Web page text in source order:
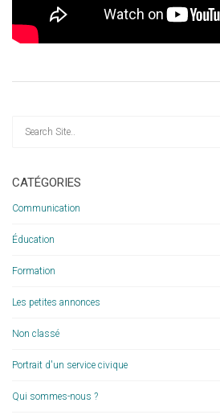
CATÉGORIES
Communication
Éducation
Formation
Les petites annonces
Non classé
Portrait d'un service civique
Qui sommes-nous ?